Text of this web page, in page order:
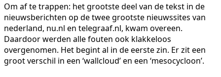
Om af te trappen: het grootste deel van de tekst in de
nieuwsberichten op de twee grootste nieuwssites van
nederland, nu.nl en telegraaf.nl, kwam overeen.
Daardoor werden alle fouten ook klakkeloos
overgenomen. Het begint al in de eerste zin. Er zit een
groot verschil in een ‘wallcloud’ en een ‘mesocycloon’.